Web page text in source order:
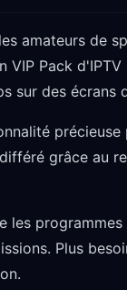
amateurs de
VIP Pack
sur des écrans
grâce au
les
Plus